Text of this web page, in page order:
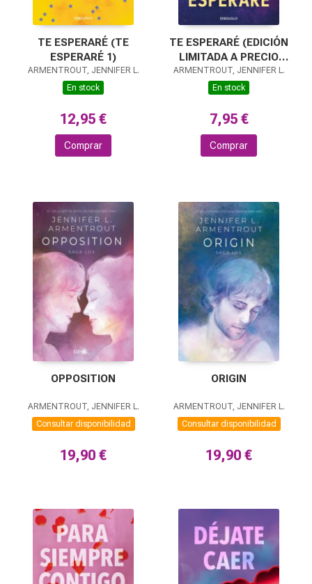
TE ESPERARÉ (TE
ESPERARÉ 1)
ARMENTROUT, JENNIFER L.
En stock
12,95 €
Comprar
TE ESPERARÉ (EDICIÓN
LIMITADA A PRECIO
ESPECIAL) (TE
ESPERARÉ 1)
ARMENTROUT, JENNIFER L.
En stock
7,95 €
Comprar
OPPOSITION
ARMENTROUT, JENNIFER L.
Consultar disponibilidad
19,90 €
ORIGIN
ARMENTROUT, JENNIFER L.
Consultar disponibilidad
19,90 €